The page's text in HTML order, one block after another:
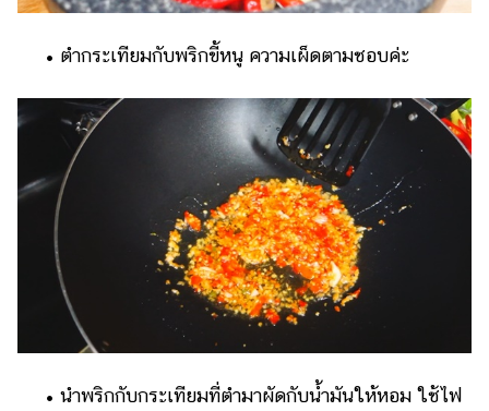
• ตำกระเทียมกับพริกขี้หนู ความเผ็ดตามชอบค่ะ
• นำพริกกับกระเทียมที่ตำมาผัดกับน้ำมันให้หอม ใช้ไฟ